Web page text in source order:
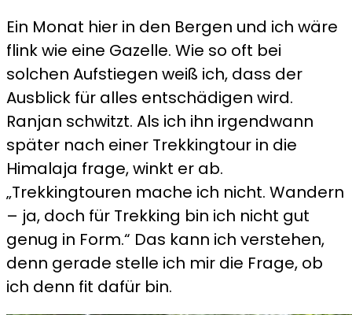
Ein Monat hier in den Bergen und ich wäre
flink wie eine Gazelle. Wie so oft bei
solchen Aufstiegen weiß ich, dass der
Ausblick für alles entschädigen wird.
Ranjan schwitzt. Als ich ihn irgendwann
später nach einer Trekkingtour in die
Himalaja frage, winkt er ab.
„Trekkingtouren mache ich nicht. Wandern
– ja, doch für Trekking bin ich nicht gut
genug in Form.“ Das kann ich verstehen,
denn gerade stelle ich mir die Frage, ob
ich denn fit dafür bin.